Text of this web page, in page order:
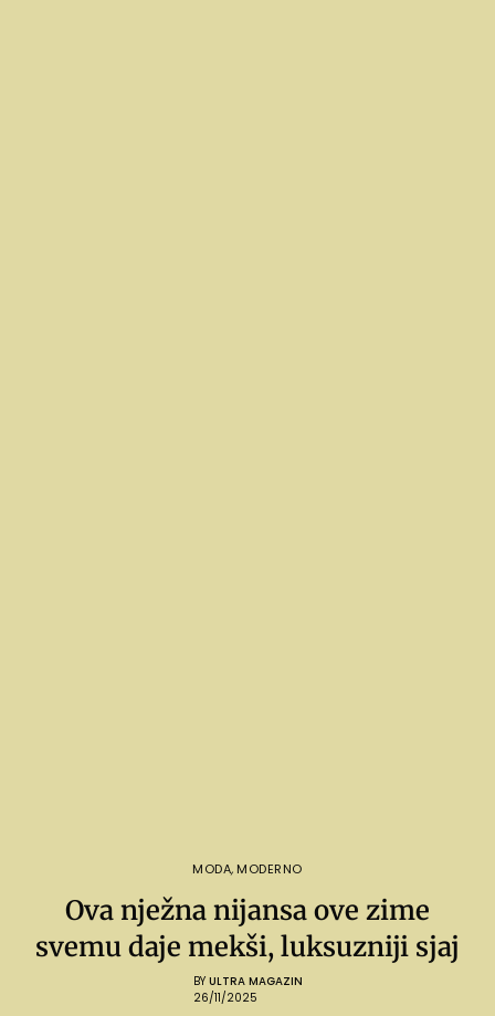
MODA, MODERNO
Ova nježna nijansa ove zime
svemu daje mekši, luksuzniji sjaj
BY ULTRA MAGAZIN
26/11/2025